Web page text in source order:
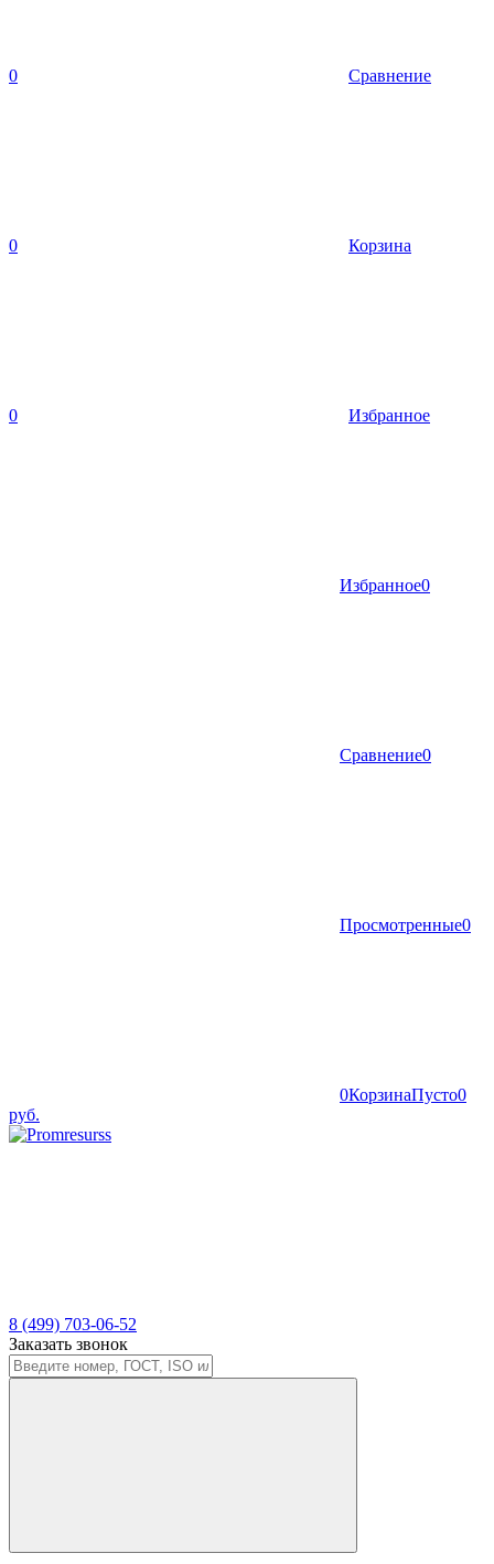
0 Сравнение
0 Корзина
0 Избранное
Избранное0
Сравнение0
Просмотренные0
0КорзинаПусто0
руб.
8 (499) 703-06-52
Заказать звонок